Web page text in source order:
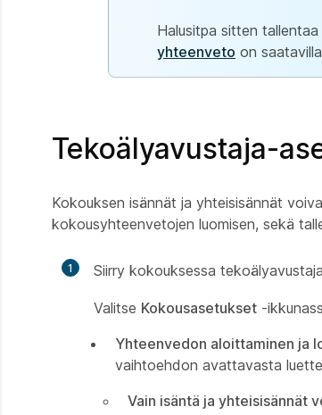
Halusitpa sitten
yhteenveto on
Tekoälyavustaja-
Kokouksen isännät ja yhteisisännät
kokousyhteenvetojen luomisen, sekä
1 Siirry kokouksessa
Valitse Kokousasetukset -
Yhteenvedon aloittaminen ja
vaihtoehdon avattavasta
Vain isäntä ja yhteisisännät